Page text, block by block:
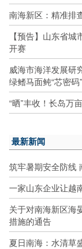
南海新区：精准排
【预告】山东省
开赛
威海市海洋发展研
绿鳍马面鲀“芯密码”
“晒”丰收！长岛万
最新新闻
筑牢暑期安全防线
一家山东企业让越
关于对南海新区海
措施的通告
夏日南海：水清草